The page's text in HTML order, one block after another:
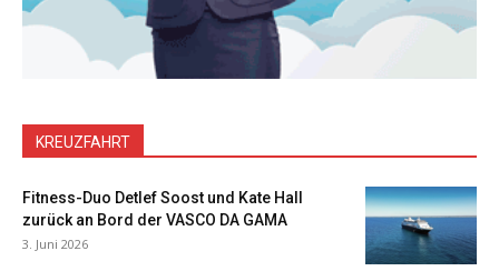
KREUZFAHRT
Fitness-Duo Detlef Soost und Kate Hall
zurück an Bord der VASCO DA GAMA
3. Juni 2026